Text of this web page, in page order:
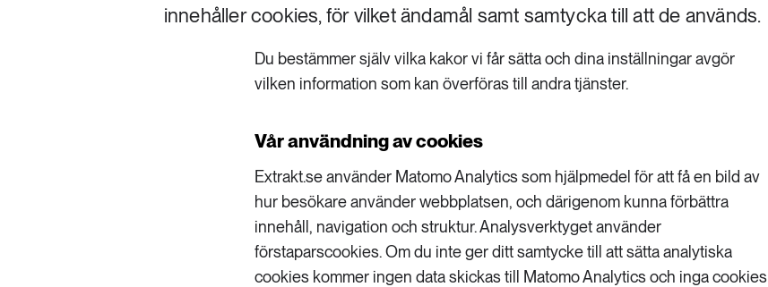
innehåller cookies, för vilket ändamål samt samtycka till att de används.
Du bestämmer själv vilka kakor vi får sätta och dina inställningar avgör
vilken information som kan överföras till andra tjänster.
Vår användning av cookies
Extrakt.se använder Matomo Analytics som hjälpmedel för att få en bild av
hur besökare använder webbplatsen, och därigenom kunna förbättra
innehåll, navigation och struktur. Analysverktyget använder
förstaparscookies. Om du inte ger ditt samtycke till att sätta analytiska
cookies kommer ingen data skickas till Matomo Analytics och inga cookies